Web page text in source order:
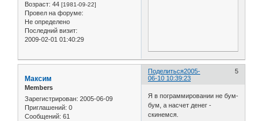
Возраст: 44 [1981-09-22]
Провел на форуме:
Не определено
Последний визит:
2009-02-01 01:40:29
Поделиться 5
2005-
06-10 10:39:23
Максим
Members
Зарегистрирован: 2005-06-09
Приглашений: 0
Сообщений: 61
Я в пограммировании не бум-
бум, а насчет денег -
скинемся.